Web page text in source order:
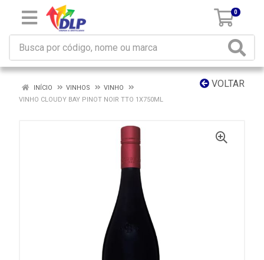
0
VOLTAR
INÍCIO VINHOS
VINHO
VINHO CLOUDY BAY PINOT NOIR TTO 1X750ML